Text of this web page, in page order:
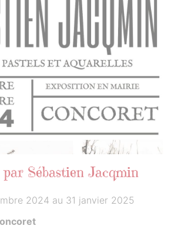
Sébastien Jacqmin
2024 au 31 janvier 2025